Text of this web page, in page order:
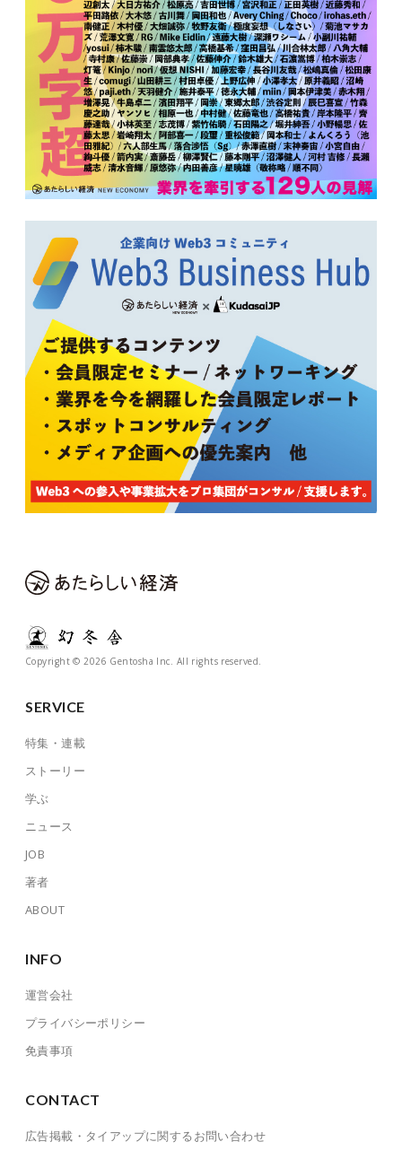
Copyright © 2026 Gentosha Inc. All rights reserved.
SERVICE
特集・連載
ストーリー
学ぶ
ニュース
JOB
著者
ABOUT
INFO
運営会社
プライバシーポリシー
免責事項
CONTACT
広告掲載・タイアップに関するお問い合わせ